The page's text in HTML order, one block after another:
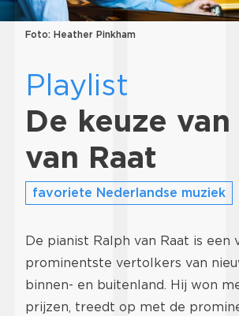
Foto: Heather Pinkham
Playlist
De keuze van
van Raat
favoriete Nederlandse muziek
De pianist Ralph van Raat is een
prominentste vertolkers van
binnen- en buitenland. Hij won
prijzen, treedt op met de